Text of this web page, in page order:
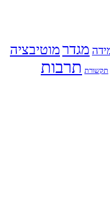
מגדרמוטיבציה
תקשורת תרבות